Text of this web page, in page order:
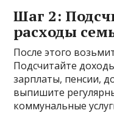
Шаг 2:
расходы
После этого
Подсчитайте
зарплаты, пенсии,
выпишите
коммунальные